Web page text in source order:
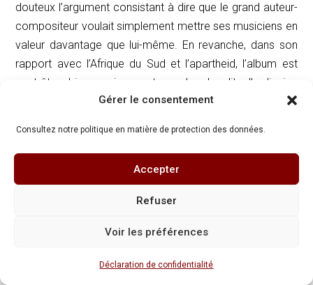
Gérer le consentement
Consultez notre politique en matière de protection des données.
Accepter
Refuser
Voir les préférences
Déclaration de confidentialité
douteux l’argument consistant à dire que le grand auteur-
compositeur voulait simplement mettre ses musiciens en
valeur davantage que lui-même. En revanche, dans son
rapport avec l’Afrique du Sud et l’apartheid, l’album est
peut-être bien moins neutre qu’on le dit d’ordinaire.
D’abord, la première chanson,Boy in the Bubbl
s’ouvre
rythme de danse à la fois américain et sud-africain tandis
qu’on entend :
These are the days of miracleand wonder